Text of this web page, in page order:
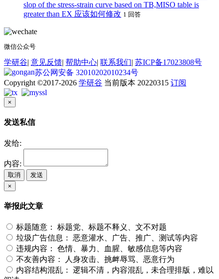
slop of the stress-strain curve based on TB,MISO table is
greater than EX 应该如何修改 1 回答
微信公众号
学研谷| 意见反馈| 帮助中心| 联系我们| 苏ICP备17023808号
苏公网安备 32010202010234号
Copyright ©2017-2026 学研谷 当前版本 20220315 订阅
×
发送私信
发给:
内容:
取消
发送
×
举报此文章
标题随意： 标题党、标题不释义、文不对题
垃圾广告信息： 恶意灌水、广告、推广、测试等内容
违规内容： 色情、暴力、血腥、敏感信息等内容
不友善内容：
人身攻击、挑衅辱骂、恶意行为
内容结构混乱： 逻辑不清，内容混乱，未合理排版，难以